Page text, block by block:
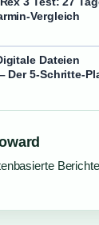
Vergleich
Dateien
Der 5-Schritte-